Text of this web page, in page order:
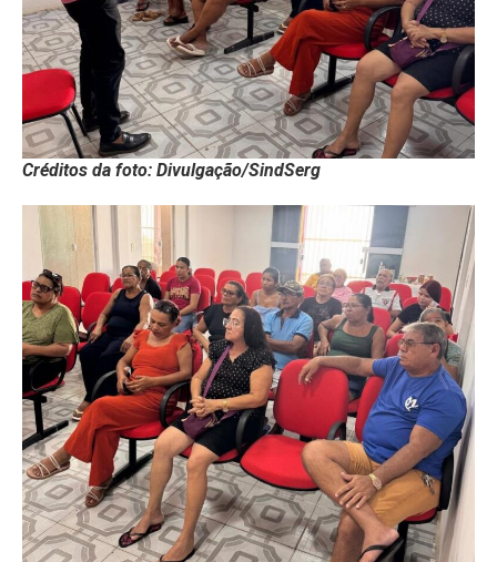
Créditos da foto: Divulgação/SindSerg